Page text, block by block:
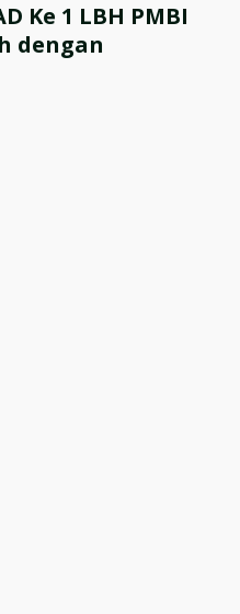
Ke 1 LBH PMBI
dengan